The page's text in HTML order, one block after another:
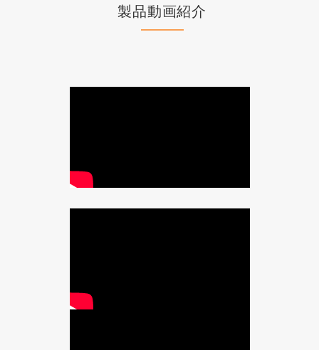
製品動画紹介